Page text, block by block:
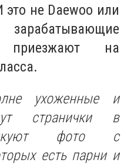
это не Daewoo или
приезжают на
ухоженные и
странички в
фото с
есть парни и